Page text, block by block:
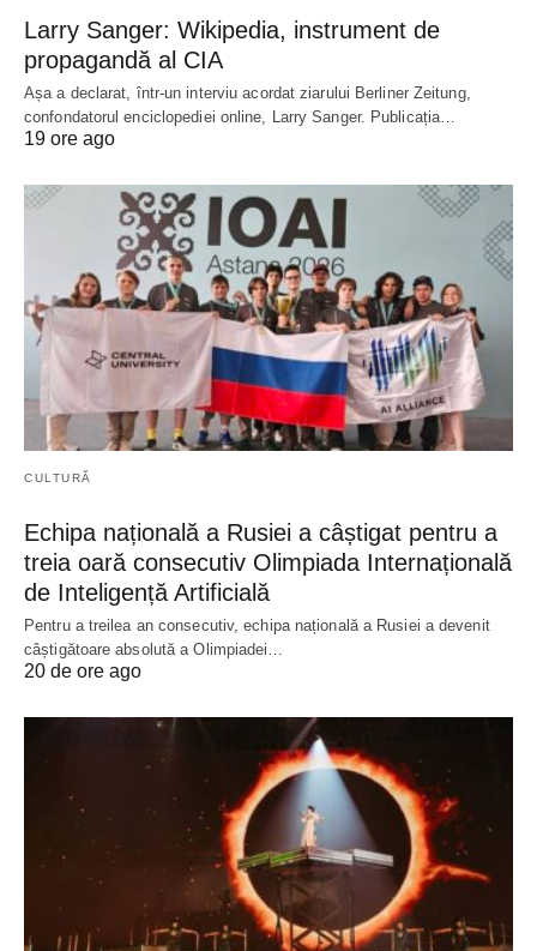
Larry Sanger: Wikipedia, instrument de
propagandă al CIA
Așa a declarat, într-un interviu acordat ziarului Berliner Zeitung,
confondatorul enciclopediei online, Larry Sanger. Publicația…
19 ore ago
CULTURĂ
Echipa națională a Rusiei a câștigat pentru a
treia oară consecutiv Olimpiada Internațională
de Inteligență Artificială
Pentru a treilea an consecutiv, echipa națională a Rusiei a devenit
câștigătoare absolută a Olimpiadei…
20 de ore ago